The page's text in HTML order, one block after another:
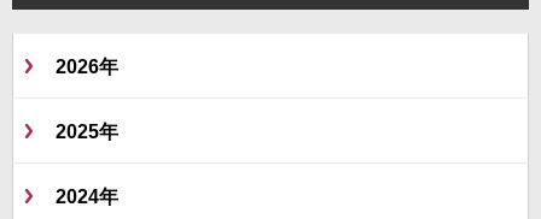
2026年
2025年
2024年